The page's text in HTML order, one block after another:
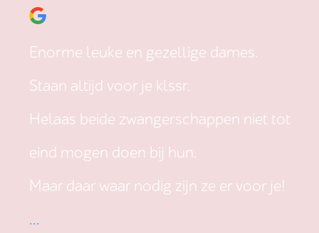
Enorme leuke en gezellige dames.
Staan altijd voor je klssr.
Helaas beide zwangerschappen niet tot
eind mogen doen bij hun.
Maar daar waar nodig zijn ze er voor je!
...